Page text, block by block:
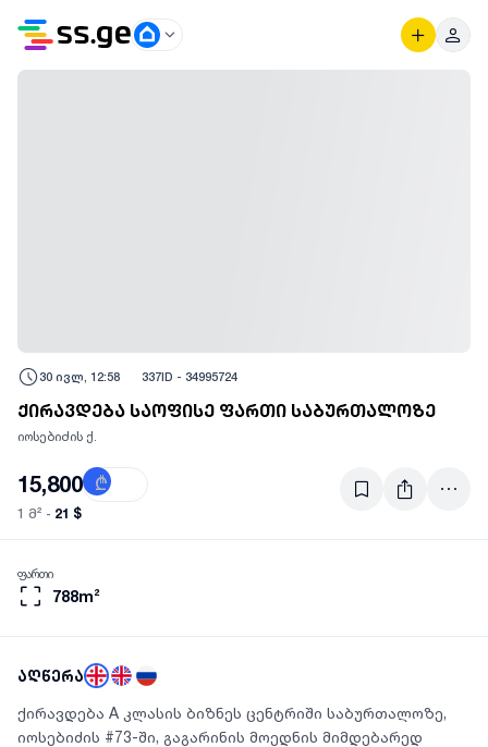
30 ივლ, 12:58 337ID - 34995724
ქირავდება საოფისე ფართი საბურთალოზე
იოსებიძის ქ.
15,800 ₾
1 მ² - 21 $
788m²
ფართი
აღწერა
ქირავდება A კლასის ბიზნეს ცენტრიში საბურთალოზე,
იოსებიძის #73-ში, გაგარინის მოედნის მიმდებარედ